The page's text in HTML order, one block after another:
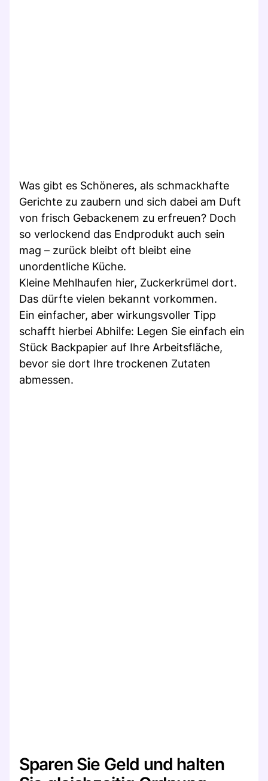
Was gibt es Schöneres, als schmackhafte
Gerichte zu zaubern und sich dabei am Duft
von frisch Gebackenem zu erfreuen? Doch
so verlockend das Endprodukt auch sein
mag – zurück bleibt oft bleibt eine
unordentliche Küche.
Kleine Mehlhaufen hier, Zuckerkrümel dort.
Das dürfte vielen bekannt vorkommen.
Ein einfacher, aber wirkungsvoller Tipp
schafft hierbei Abhilfe: Legen Sie einfach ein
Stück Backpapier auf Ihre Arbeitsfläche,
bevor sie dort Ihre trockenen Zutaten
abmessen.
Sparen Sie Geld und halten